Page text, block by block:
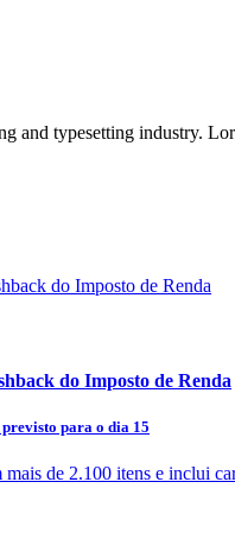
and typesetting industry.
do Imposto de Renda
para o dia 15